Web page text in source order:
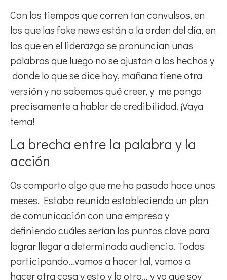
Con los tiempos que corren tan convulsos, en
los que las fake news están a la orden del día, en
los que en el liderazgo se pronuncian unas
palabras que luego no se ajustan a los hechos y
donde lo que se dice hoy, mañana tiene otra
versión y no sabemos qué creer, y me pongo
precisamente a hablar de credibilidad. ¡Vaya
tema!
La brecha entre la palabra y la
acción
Os comparto algo que me ha pasado hace unos
meses. Estaba reunida estableciendo un plan
de comunicación con una empresa y
definiendo cuáles serían los puntos clave para
lograr llegar a determinada audiencia. Todos
participando…vamos a hacer tal, vamos a
hacer otra cosa y esto y lo otro… y yo que soy